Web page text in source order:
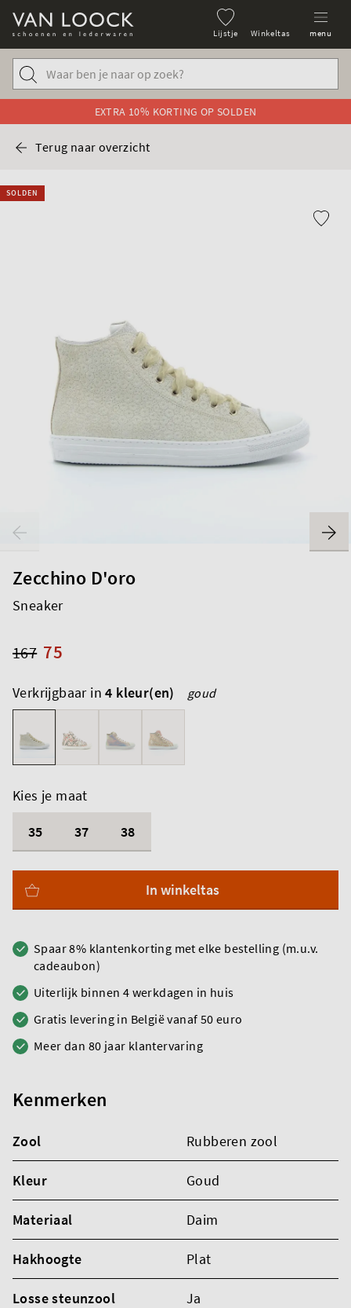
Lijstje Winkeltas menu
EXTRA 10% KORTING OP SOLDEN
Terug naar overzicht
SOLDEN
Zecchino D'oro
Sneaker
75
167
Verkrijgbaar in4 kleur(en) goud
Kies je maat
35
37 38
In winkeltas
Spaar 8% klantenkorting met elke bestelling (m.u.v.
cadeaubon)
Uiterlijk binnen 4 werkdagen in huis
Gratis levering in België vanaf 50 euro
Meer dan 80 jaar klantervaring
Kenmerken
Zool Rubberen zool
Kleur Goud
Materiaal Daim
Hakhoogte Plat
Losse steunzool Ja